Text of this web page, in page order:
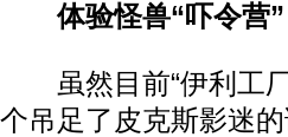
体验怪兽“吓令营
虽然目前“伊利工厂
个吊足了皮克斯影迷